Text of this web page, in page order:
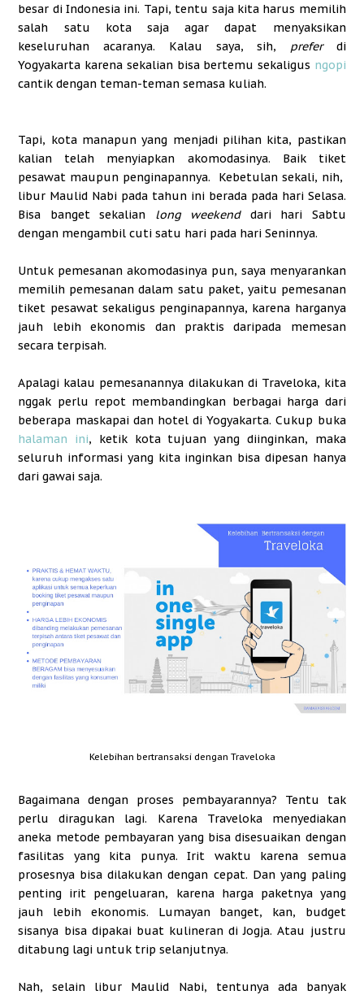
besar di Indonesia ini. Tapi, tentu saja kita harus memilih
salah satu kota saja agar dapat menyaksikan
keseluruhan acaranya. Kalau saya, sih, prefer di
Yogyakarta karena sekalian bisa bertemu sekaligus ngopi
cantik dengan teman-teman semasa kuliah.
Tapi, kota manapun yang menjadi pilihan kita, pastikan
kalian telah menyiapkan akomodasinya. Baik tiket
pesawat maupun penginapannya.
Kebetulan sekali, nih,
libur Maulid Nabi pada tahun ini berada pada hari Selasa.
Bisa banget sekalian long weekenddari hari Sabtu
dengan mengambil cuti satu hari pada hari Seninnya.
Untuk pemesanan akomodasinya pun, saya menyarankan
memilih pemesanan dalam satu paket, yaitu pemesanan
tiket pesawat sekaligus penginapannya, karena harganya
jauh lebih ekonomis dan praktis daripada memesan
secara terpisah.
Apalagi kalau pemesanannya dilakukan di Traveloka, kita
nggak perlu repot membandingkan berbagai harga dari
beberapa maskapai dan hotel di Yogyakarta. Cukup buka
halaman ini, ketik kota tujuan yang diinginkan, maka
seluruh informasi yang kita inginkan bisa dipesan hanya
dari gawai saja.
Kelebihan bertransaksi dengan Traveloka
Bagaimana dengan proses pembayarannya? Tentu tak
perlu diragukan lagi. Karena Traveloka menyediakan
aneka metode pembayaran yang bisa disesuaikan dengan
fasilitas yang kita punya. Irit waktu karena semua
prosesnya bisa dilakukan dengan cepat. Dan yang paling
penting irit pengeluaran, karena harga paketnya yang
jauh lebih ekonomis. Lumayan banget, kan, budget
sisanya bisa dipakai buat kulineran di Jogja. Atau justru
ditabung lagi untuk trip selanjutnya.
Nah, selain libur Maulid Nabi, tentunya ada banyak